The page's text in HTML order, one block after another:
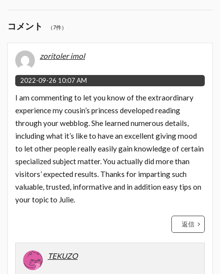
コメント （7件）
zoritoler imol
2022-09-26 10:07 AM
I am commenting to let you know of the extraordinary
experience my cousin’s princess developed reading
through your webblog. She learned numerous details,
including what it’s like to have an excellent giving mood
to let other people really easily gain knowledge of certain
specialized subject matter. You actually did more than
visitors’ expected results. Thanks for imparting such
valuable, trusted, informative and in addition easy tips on
your topic to Julie.
返信
TEKUZO